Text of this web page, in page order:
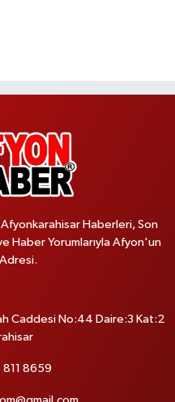
Haberleri, Son
Haber Yorumlarıyla Afyon'un
Caddesi No:44 Daire:3 Kat:2
8659